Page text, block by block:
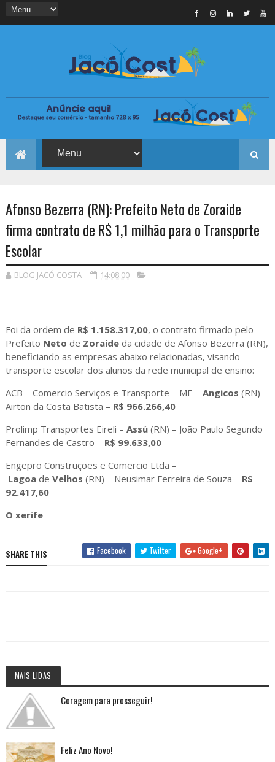
Afonso Bezerra (RN): Prefeito Neto de Zoraide
firma contrato de R$ 1,1 milhão para o Transporte
Escolar
BLOG JACÓ COSTA 14:08:00
Foi da ordem de R$ 1.158.317,00, o contrato firmado pelo
Prefeito Neto de Zoraide da cidade de Afonso Bezerra (RN),
beneficiando as empresas abaixo relacionadas, visando
transporte escolar dos alunos da rede municipal de ensino:
ACB – Comercio Serviços e Transporte – ME – Angicos (RN) –
Airton da Costa Batista – R$ 966.266,40
Prolimp Transportes Eireli – Assú (RN) – João Paulo Segundo
Fernandes de Castro – R$ 99.633,00
Engepro Construções e Comercio Ltda –
Lagoa de Velhos (RN) – Neusimar Ferreira de Souza – R$
92.417,60
O xerife
SHARE THIS Facebook Twitter Google+
MAIS LIDAS
Coragem para prosseguir!
Feliz Ano Novo!